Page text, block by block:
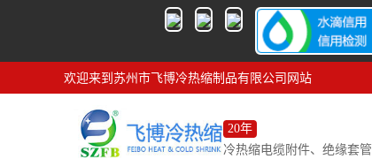
欢迎来到苏州市飞博冷热缩制品有限公司网站
20年
冷热缩电缆附件、绝缘套管